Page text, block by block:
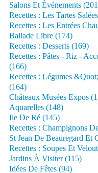
Salons Et Événements
Recettes : Les Tartes
Recettes : Les Entrées
Ballade Libre (174)
Recettes : Desserts (169)
Recettes : Pâtes - Riz -
(166)
Recettes : Légumes
(164)
Châteaux Musées Expos
Aquarelles (148)
Ile De Ré (145)
Recettes : Champignons
St Jean De Beauregard Et
Recettes : Soupes Et
Jardins À Visiter (115)
Idées De Fêtes (94)